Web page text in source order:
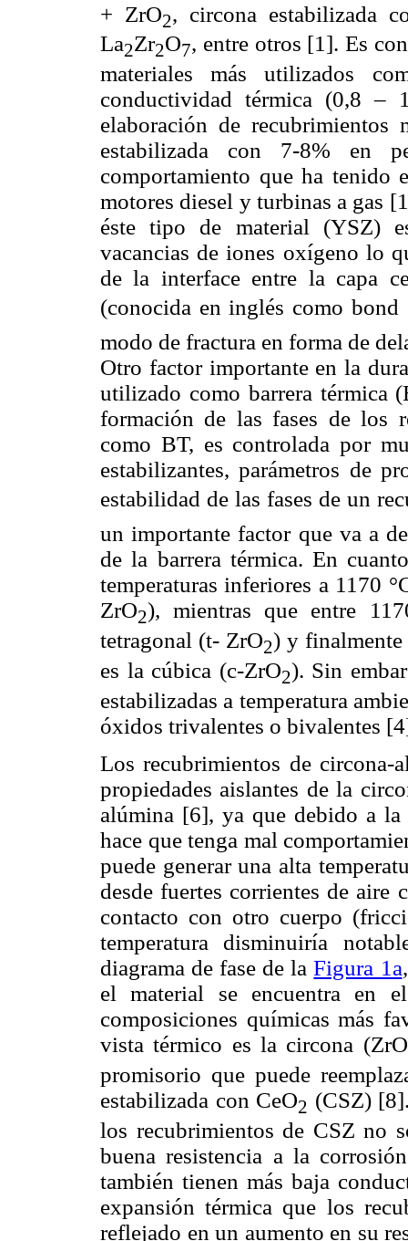
+ ZrO2, circona estabilizada
La2Zr2O7, entre otros [1]. Es
materiales más utilizados
conductividad térmica (0,8
elaboración de
estabilizada con 7-8% en
comportamiento que ha tenido
motores diesel y turbinas a gas
éste tipo de material (YSZ)
vacancias de iones oxígeno lo
de la interface entre la capa
(conocida en inglés como
modo de fractura en forma de
Otro factor importante en la
utilizado como barrera térmica
formación de las fases de los
como BT, es controlada por
estabilizantes, parámetros de
estabilidad de las fases de un
un importante factor que va a
de la barrera térmica. En
temperaturas inferiores a 1170
ZrO2), mientras que entre
tetragonal (t- ZrO2) y finalmente
es la cúbica (c-ZrO2). Sin
estabilizadas a temperatura
óxidos trivalentes o bivalentes
Los recubrimientos de circona-
propiedades aislantes de la
alúmina [6], ya que debido a
hace que tenga mal
puede generar una alta
desde fuertes corrientes de aire
contacto con otro cuerpo
temperatura disminuiría
diagrama de fase de laFigura 1a
el material se encuentra en
composiciones químicas más
vista térmico es la circona (ZrO
promisorio que puede
estabilizada con CeO2 (CSZ)
los recubrimientos de CSZ no
buena resistencia a la
también tienen más baja
expansión térmica que los
reflejado en un aumento en su